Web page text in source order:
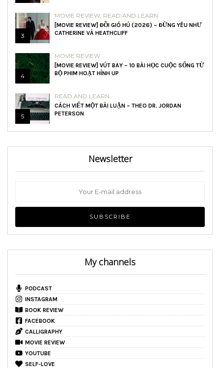
3
MOVIE REVIEW READ AND LEARN
[MOVIE REVIEW] ĐỒI GIÓ HÚ (2026) – ĐỪNG YÊU NHƯ
CATHERINE VÀ HEATHCLIFF
4
MOVIE REVIEW
[MOVIE REVIEW] VÚT BAY – 10 BÀI HỌC CUỘC SỐNG TỪ
BỘ PHIM HOẠT HÌNH UP
5
READ AND LEARN
CÁCH VIẾT MỘT BÀI LUẬN – THEO DR. JORDAN
PETERSON
Newsletter
My channels
PODCAST
INSTAGRAM
BOOK REVIEW
FACEBOOK
CALLIGRAPHY
MOVIE REVIEW
YOUTUBE
SELF-LOVE